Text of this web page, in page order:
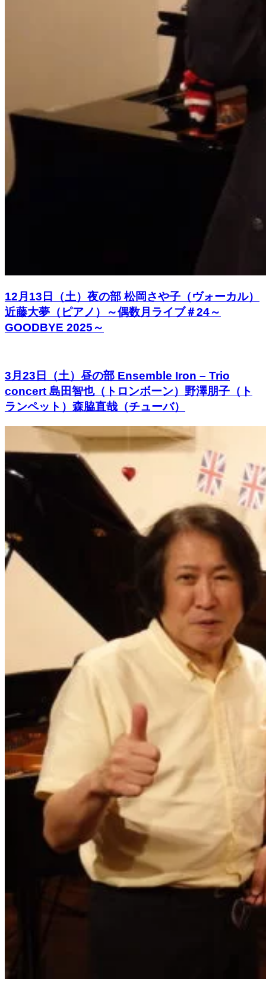
12月13日（土）夜の部 松岡さや子（ヴォーカル）
近藤大夢（ピアノ）～偶数月ライブ＃24～
GOODBYE 2025～
3月23日（土）昼の部 Ensemble Iron – Trio
concert 島田智也（トロンボーン）野澤朋子（ト
ランペット）森脇直哉（チューバ）